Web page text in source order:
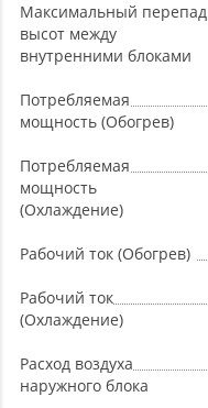
Максимальный перепад
высот между
внутренними блоками
Потребляемая
мощность (Обогрев)
Потребляемая
мощность
(Охлаждение)
Рабочий ток (Обогрев)
Рабочий ток
(Охлаждение)
Расход воздуха
наружного блока